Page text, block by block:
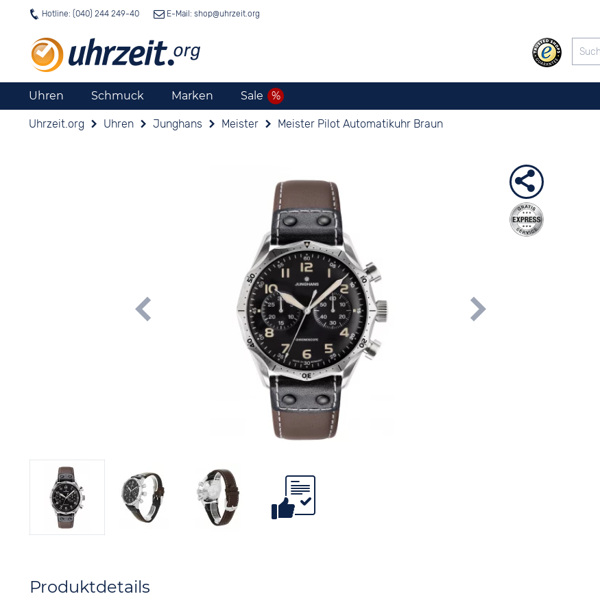
Hotline: (040) 244 249-40 E-Mail: shop@uhrzeit.org
Uhren Schmuck Marken Sale
Uhrzeit.org Uhren Junghans Meister Meister Pilot Automatikuhr Braun
Produktdetails